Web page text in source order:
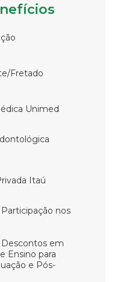
Fretado
Unimed
Itaú
nos
em
Ensino para
e Pós-